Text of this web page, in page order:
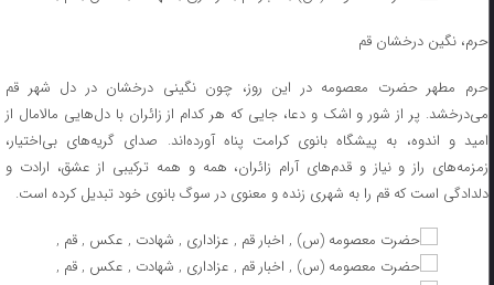
حرم، نگین درخشان قم
حرم مطهر حضرت معصومه در این روز، چون نگینی درخشان در دل شهر قم
می‌درخشد. پر از شور و اشک و دعا، جایی که هر کدام از زائران با دل‌هایی مالامال از
امید و اندوه، به پیشگاه بانوی کرامت پناه آورده‌اند. صدای گریه‌های بی‌اختیار،
زمزمه‌های راز و نیاز و قدم‌های آرام زائران، همه و همه ترکیبی از عشق، ارادت و
دلدادگی است که قم را به شهری زنده و معنوی در سوگ بانوی خود تبدیل کرده است.